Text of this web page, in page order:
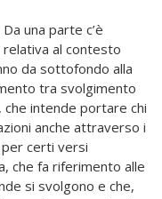
una parte c’è
relativa al contesto
da sottofondo alla
tra svolgimento
intende portare chi
anche attraverso i
per certi versi
che fa riferimento alle
si svolgono e che,